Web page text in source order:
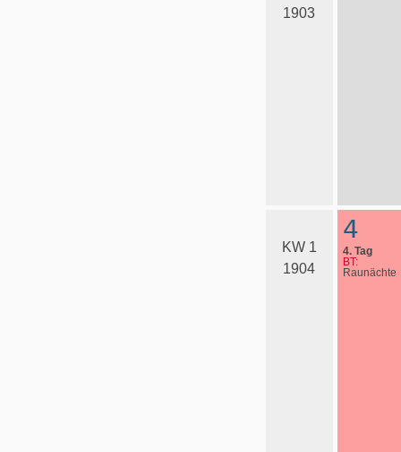
1903
KW 1
1904
4
4. Tag
BT:
Raunächte